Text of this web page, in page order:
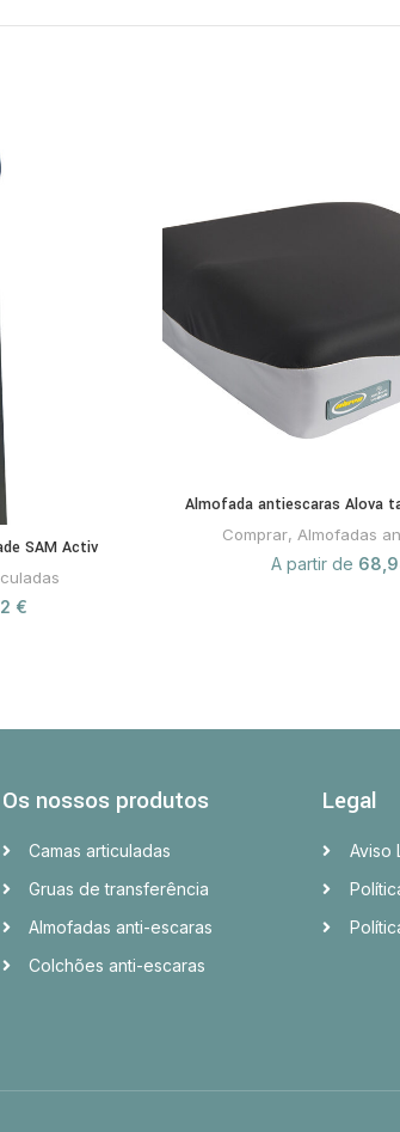
SAM Activ
€
Almofada antiescaras Alova
Comprar, Almofadas
A partir de
Os nossos produtos
Camas articuladas
Gruas de transferência
Almofadas anti-escaras
Colchões anti-escaras
Legal
Aviso